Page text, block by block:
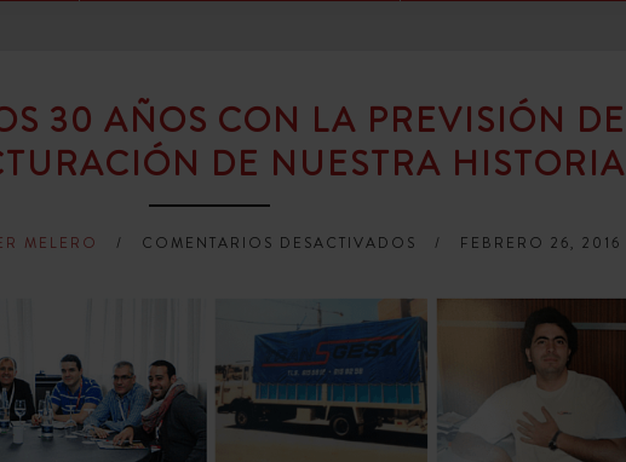
30 AÑOS CON LA PREVISIÓN DE
DE NUESTRA HISTORIA
MELERO COMENTARIOS DESACTIVADOS EN
30
AÑOS
CON
LA
PREVISIÓN
DE
FEBRERO 26, 2016